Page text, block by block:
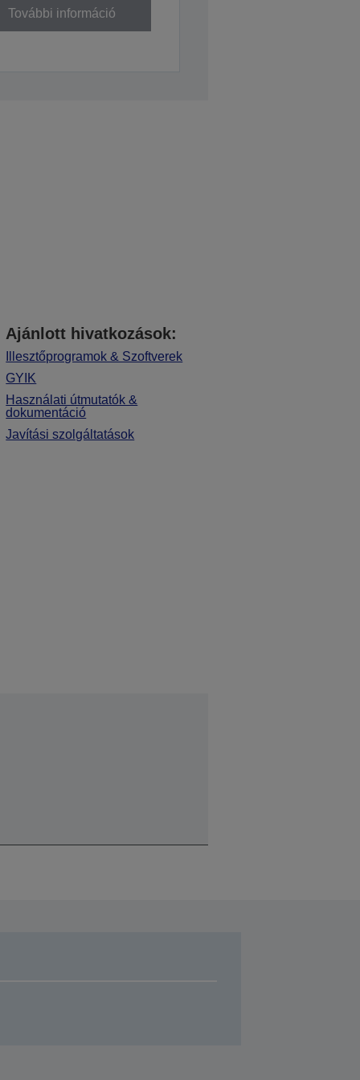
További információ
Ajánlott hivatkozások:
Illesztőprogramok & Szoftverek
GYIK
Használati útmutatók &
dokumentáció
Javítási szolgáltatások